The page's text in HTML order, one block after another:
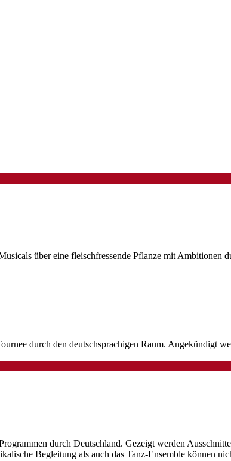
über eine fleischfressende Pflanze mit
durch den deutschsprachigen Raum. Angekündigt
durch Deutschland. Gezeigt werden
Begleitung als auch das Tanz-Ensemble können